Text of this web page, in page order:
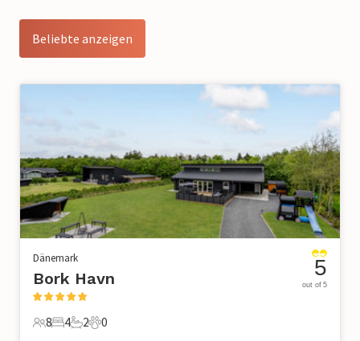
Beliebte anzeigen
Dänemark
Bork Havn
8 Gäste
8
4 Schlafzimmer
4
2 Badezimmer
2
0 Haustiere
0
5
out of 5